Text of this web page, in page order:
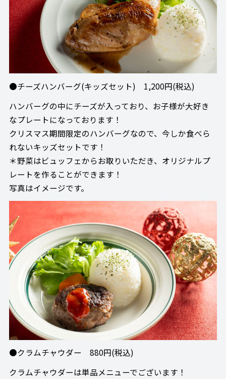
●チーズハンバーグ(キッズセット) 1,200円(税込)
ハンバーグの中にチーズが入っており、お子様が大好き
なプレートになっております！
クリスマス期間限定のハンバーグなので、今しか食べら
れないキッズセットです！
＊野菜はビュッフェからお取りいただき、オリジナルプ
レートを作ることができます！
写真はイメージです。
●クラムチャウダー 880円(税込)
クラムチャウダーは単品メニューでございます！